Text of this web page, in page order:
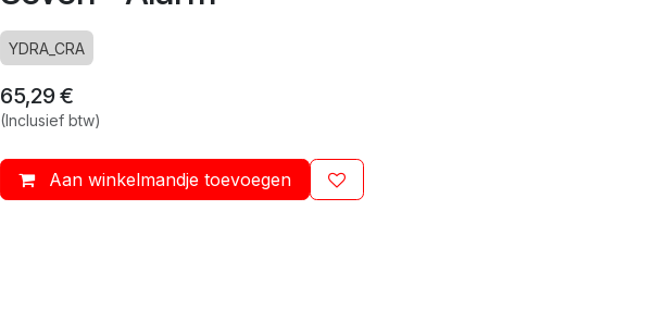
YDRA_CRA
65,29€
(Inclusief btw)
Aan winkelmandje toevoegen